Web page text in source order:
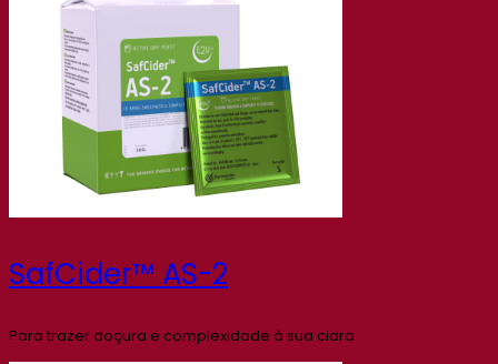
SafCider™ AS-2
Para trazer doçura e complexidade à sua cidra